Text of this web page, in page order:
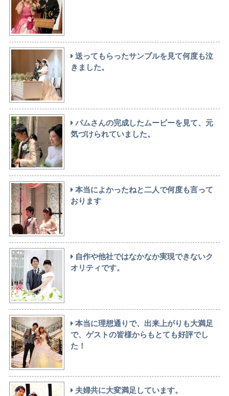
送ってもらったサンプルを見て何度も泣
きました。
パムさんの完成したムービーを見て、元
気づけられていました。
本当によかったねと二人で何度も言って
おります
自作や他社ではなかなか実現できないク
オリティです。
本当に理想通りで、出来上がりも大満足
で、ゲストの皆様からもとても好評でし
た！
夫婦共に大変満足しています。